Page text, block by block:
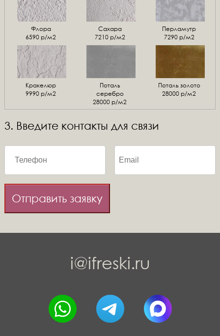
Флора
6590 р/м2
Сахара
7210 р/м2
Перламутр
7290 р/м2
Кракелюр
9990 р/м2
Поталь
серебро
28000 р/м2
Поталь золото
28000 р/м2
3. Введите контакты для связи
Отправить заявку
i@ifreski.ru